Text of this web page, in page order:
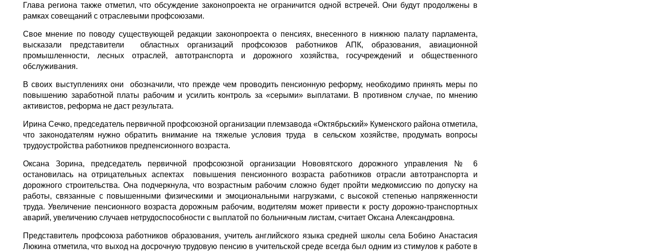
Глава региона также отметил, что обсуждение законопроекта не ограничится одной встречей. Они будут продолжены в
рамках совещаний с отраслевыми профсоюзами.
Свое мнение по поводу существующей редакции законопроекта о пенсиях, внесенного в нижнюю палату парламента,
высказали представители областных организаций профсоюзов работников АПК, образования, авиационной
промышленности, лесных отраслей, автотранспорта и дорожного хозяйства, госучреждений и общественного
обслуживания.
В своих выступлениях они обозначили, что прежде чем проводить пенсионную реформу, необходимо принять меры по
повышению заработной платы рабочим и усилить контроль за «серыми» выплатами. В противном случае, по мнению
активистов, реформа не даст результата.
Ирина Сечко, председатель первичной профсоюзной организации племзавода «Октябрьский» Куменского района отметила,
что законодателям нужно обратить внимание на тяжелые условия труда в сельском хозяйстве, продумать вопросы
трудоустройства работников предпенсионного возраста.
Оксана Зорина, председатель первичной профсоюзной организации Нововятского дорожного управления № 6
остановилась на отрицательных аспектах повышения пенсионного возраста работников отрасли автотранспорта и
дорожного строительства. Она подчеркнула, что возрастным рабочим сложно будет пройти медкомиссию по допуску на
работы, связанные с повышенными физическими и эмоциональными нагрузками, с высокой степенью напряженности
труда. Увеличение пенсионного возраста дорожным рабочим, водителям может привести к росту дорожно-транспортных
аварий, увеличению случаев нетрудоспособности с выплатой по больничным листам, считает Оксана Александровна.
Представитель профсоюза работников образования, учитель английского языка средней школы села Бобино Анастасия
Люкина отметила, что выход на досрочную трудовую пенсию в учительской среде всегда был одним из стимулов к работе в